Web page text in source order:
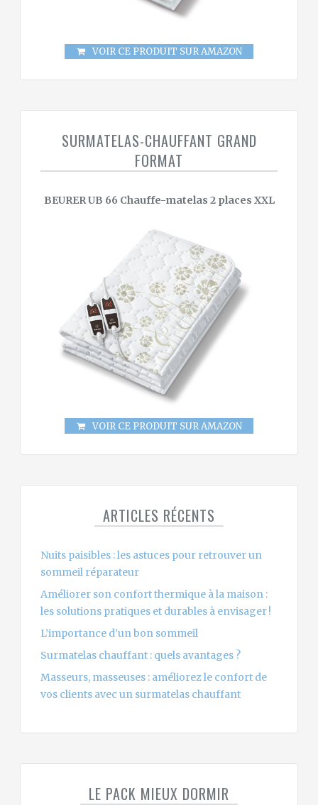
VOIR CE PRODUIT SUR AMAZON
SURMATELAS-CHAUFFANT GRAND
FORMAT
BEURER UB 66 Chauffe-matelas 2 places XXL
VOIR CE PRODUIT SUR AMAZON
ARTICLES RÉCENTS
Nuits paisibles : les astuces pour retrouver un
sommeil réparateur
Améliorer son confort thermique à la maison :
les solutions pratiques et durables à envisager !
L’importance d’un bon sommeil
Surmatelas chauffant : quels avantages ?
Masseurs, masseuses : améliorez le confort de
vos clients avec un surmatelas chauffant
LE PACK MIEUX DORMIR